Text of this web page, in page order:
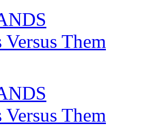
Versus Them
Versus Them